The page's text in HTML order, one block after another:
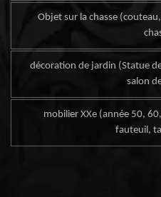
Objet sur la chasse
décoration de jardin (Statue
salon
mobilier XXe (année 50,
fauteuil,